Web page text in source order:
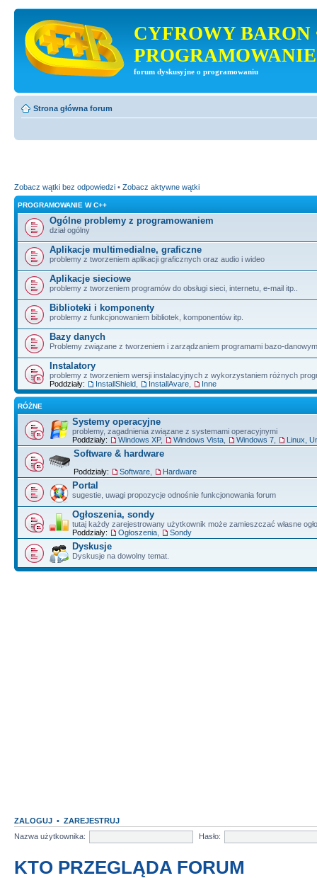
CYFROWY BARON
PROGRAMOWANIE
forum dyskusyjne o programowaniu
Strona główna forum
Zobacz wątki bez odpowiedzi • Zobacz aktywne wątki
PROGRAMOWANIE W C++
Ogólne problemy z programowaniem
dział ogólny
Aplikacje multimedialne, graficzne
problemy z tworzeniem aplikacji graficznych oraz audio i wideo
Aplikacje sieciowe
problemy z tworzeniem programów do obsługi sieci, internetu, e-mail itp..
Biblioteki i komponenty
problemy z funkcjonowaniem bibliotek, komponentów itp.
Bazy danych
Problemy związane z tworzeniem i zarządzaniem programami bazo-
Instalatory
problemy z tworzeniem wersji instalacyjnych z wykorzystaniem różnych
Poddziały:
InstallShield InstallAvare Inne
RÓŻNE
Systemy operacyjne
problemy, zagadnienia związane z systemami operacyjnymi
Poddziały:
Windows XP, Windows Vista Windows 7 Linux,
Software & hardware
Poddziały: Software Hardware
Portal
sugestie, uwagi propozycje odnośnie funkcjonowania forum
Ogłoszenia, sondy
tutaj każdy zarejestrowany użytkownik może zamieszczać własne
Poddziały:
Ogłoszenia Sondy
Dyskusje
Dyskusje na dowolny temat.
ZALOGUJ • ZAREJESTRUJ
Nazwa użytkownika:
Hasło:
KTO PRZEGLĄDA FORUM